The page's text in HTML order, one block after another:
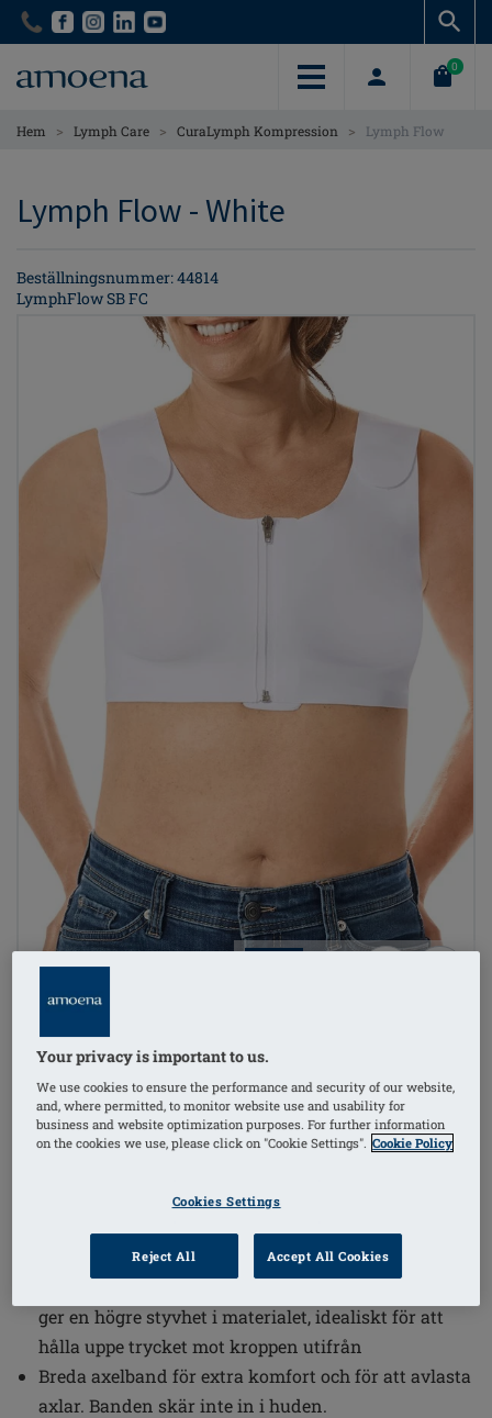
Skip
content
Skip
content
0
Hem > Lymph Care > CuraLymph Kompression > Lymph Flow
Lymph Flow - White
Beställningsnummer: 44814
LymphFlow SB FC
LymphFlow SB FC
SEK1619.00
Önskar du beställa något? i
hindrar skärning i det ytliga lymfsystemet.
ger en högre styvhet i materialet, idealiskt för att
hålla uppe trycket mot kroppen utifrån
Breda axelband för extra komfort och för att avlasta
axlar. Banden skär inte in i huden.
Your privacy is important to us.
We use cookies to ensure the performance and security of our website,
and, where permitted, to monitor website use and usability for
business and website optimization purposes. For further information
on the cookies we use, please click on "Cookie Settings". Cookie Policy
Cookies Settings
Reject All Accept All Cookies